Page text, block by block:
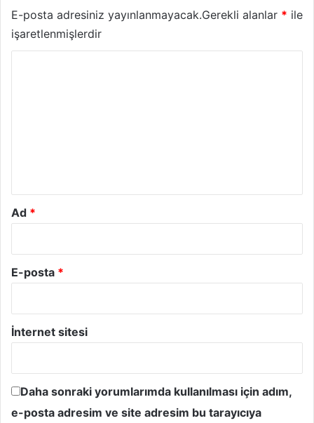
E-posta adresiniz yayınlanmayacak.Gerekli alanlar * ile
işaretlenmişlerdir
Ad *
E-posta *
İnternet sitesi
Daha sonraki yorumlarımda kullanılması için adım,
e-posta adresim ve site adresim bu tarayıcıya